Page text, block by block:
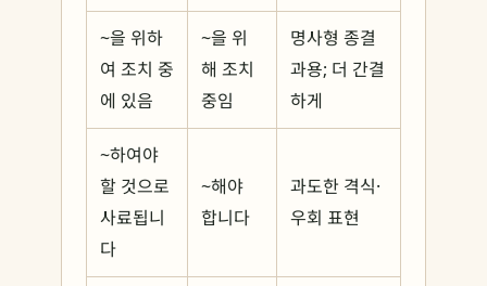
~을 위하
여 조치 중
에 있음
~을 위
해 조치
중임
명사형 종결
과용; 더 간결
하게
~하여야
할 것으로
사료됩니
다
~해야
합니다
과도한 격식·
우회 표현